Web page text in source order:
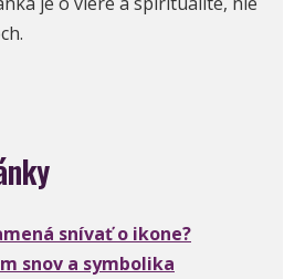
snívať o ikone?
snov a symbolika